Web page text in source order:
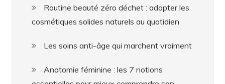
Routine beauté zéro déchet : adopter les
cosmétiques solides naturels au quotidien
Les soins anti-âge qui marchent vraiment
Anatomie féminine : les 7 notions